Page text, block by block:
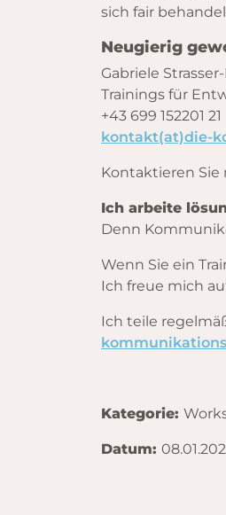
sich fair
Neugierig
Gabriele
Trainings für
+43 699 152201 21
kontakt(at)die-
Kontaktieren Sie
Ich arbeite
Denn
Wenn Sie ein
Ich freue mich
Ich teile
Kategorie:
Datum: